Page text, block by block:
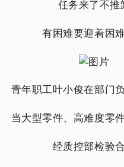
任务来了不推
有困难要迎着困
青年职工叶小俊在部门
当大型零件、高难度零
经质控部检验